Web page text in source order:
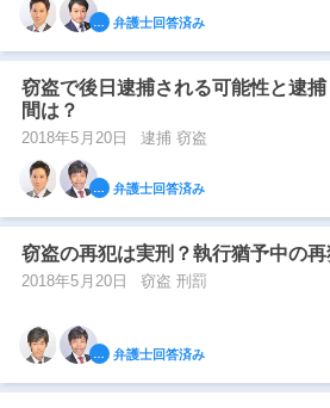
弁護士回答済み
窃盗で後日逮捕される可能性と逮捕
間は？
2018年5月20日 逮捕 窃盗
弁護士回答済み
窃盗の再犯は実刑？執行猶予中の再
2018年5月20日 窃盗 刑罰
弁護士回答済み